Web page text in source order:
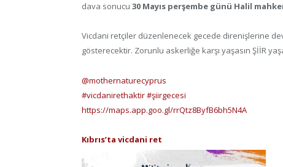
dava sonucu 30 Mayıs perşembe günü Halil
Vicdani retçiler düzenlenecek gecede direnişlerine
gösterecektir. Zorunlu askerliğe karşı yaşasın ŞİİR
@mothernaturecyprus
#vicdanirethaktir#şiirgecesi
https://maps.app.goo.gl/rrQtz8ByfB6bh5N4A
Kıbrıs’ta vicdani ret